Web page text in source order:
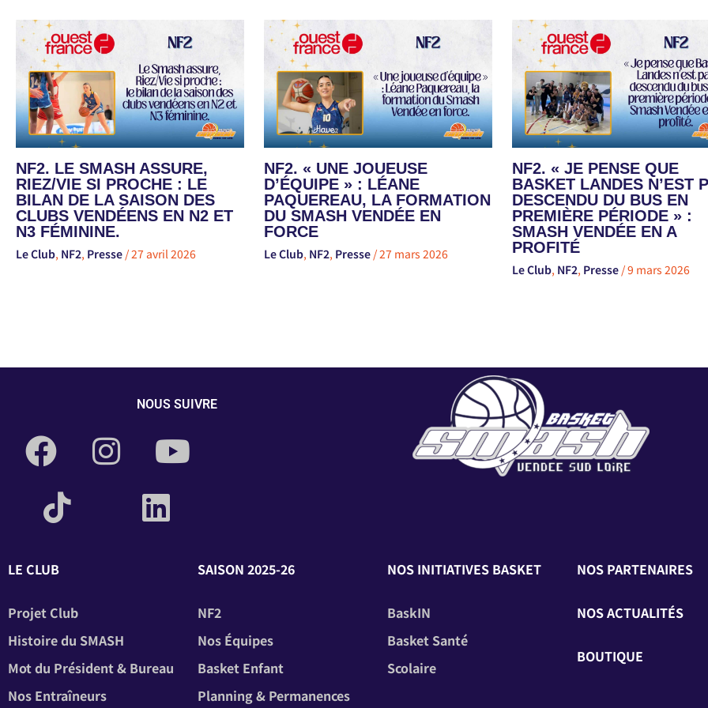
NF2. LE SMASH ASSURE,
RIEZ/VIE SI PROCHE : LE
BILAN DE LA SAISON DES
CLUBS VENDÉENS EN N2 ET
N3 FÉMININE.
Le Club, NF2, Presse /27 avril 2026
NF2. « UNE JOUEUSE
D’ÉQUIPE » : LÉANE
PAQUEREAU, LA FORMATION
DU SMASH VENDÉE EN
FORCE
Le Club, NF2, Presse /27 mars 2026
NF2. « JE PENSE QUE
BASKET LANDES N’EST
DESCENDU DU BUS EN
PREMIÈRE PÉRIODE » :
SMASH VENDÉE EN A
PROFITÉ
Le Club, NF2, Presse /9 mars 2026
NOUS SUIVRE
LE CLUB
Projet Club
Histoire du SMASH
Mot du Président & Bureau
Nos Entraîneurs
SAISON 2025-26
NF2
Nos Équipes
Basket Enfant
Planning & Permanences
NOS INITIATIVES BASKET
BaskIN
Basket Santé
Scolaire
NOS PARTENAIRES
NOS ACTUALITÉS
BOUTIQUE